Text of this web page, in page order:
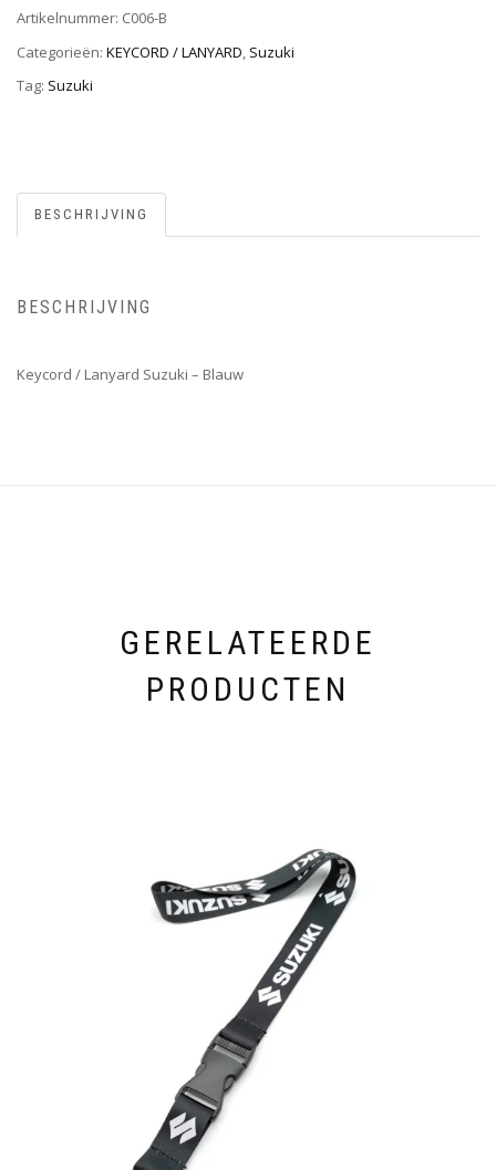
Artikelnummer: C006-B
Categorieën: KEYCORD / LANYARD Suzuki
Tag: Suzuki
BESCHRIJVING
BESCHRIJVING
Keycord / Lanyard Suzuki – Blauw
GERELATEERDE
PRODUCTEN